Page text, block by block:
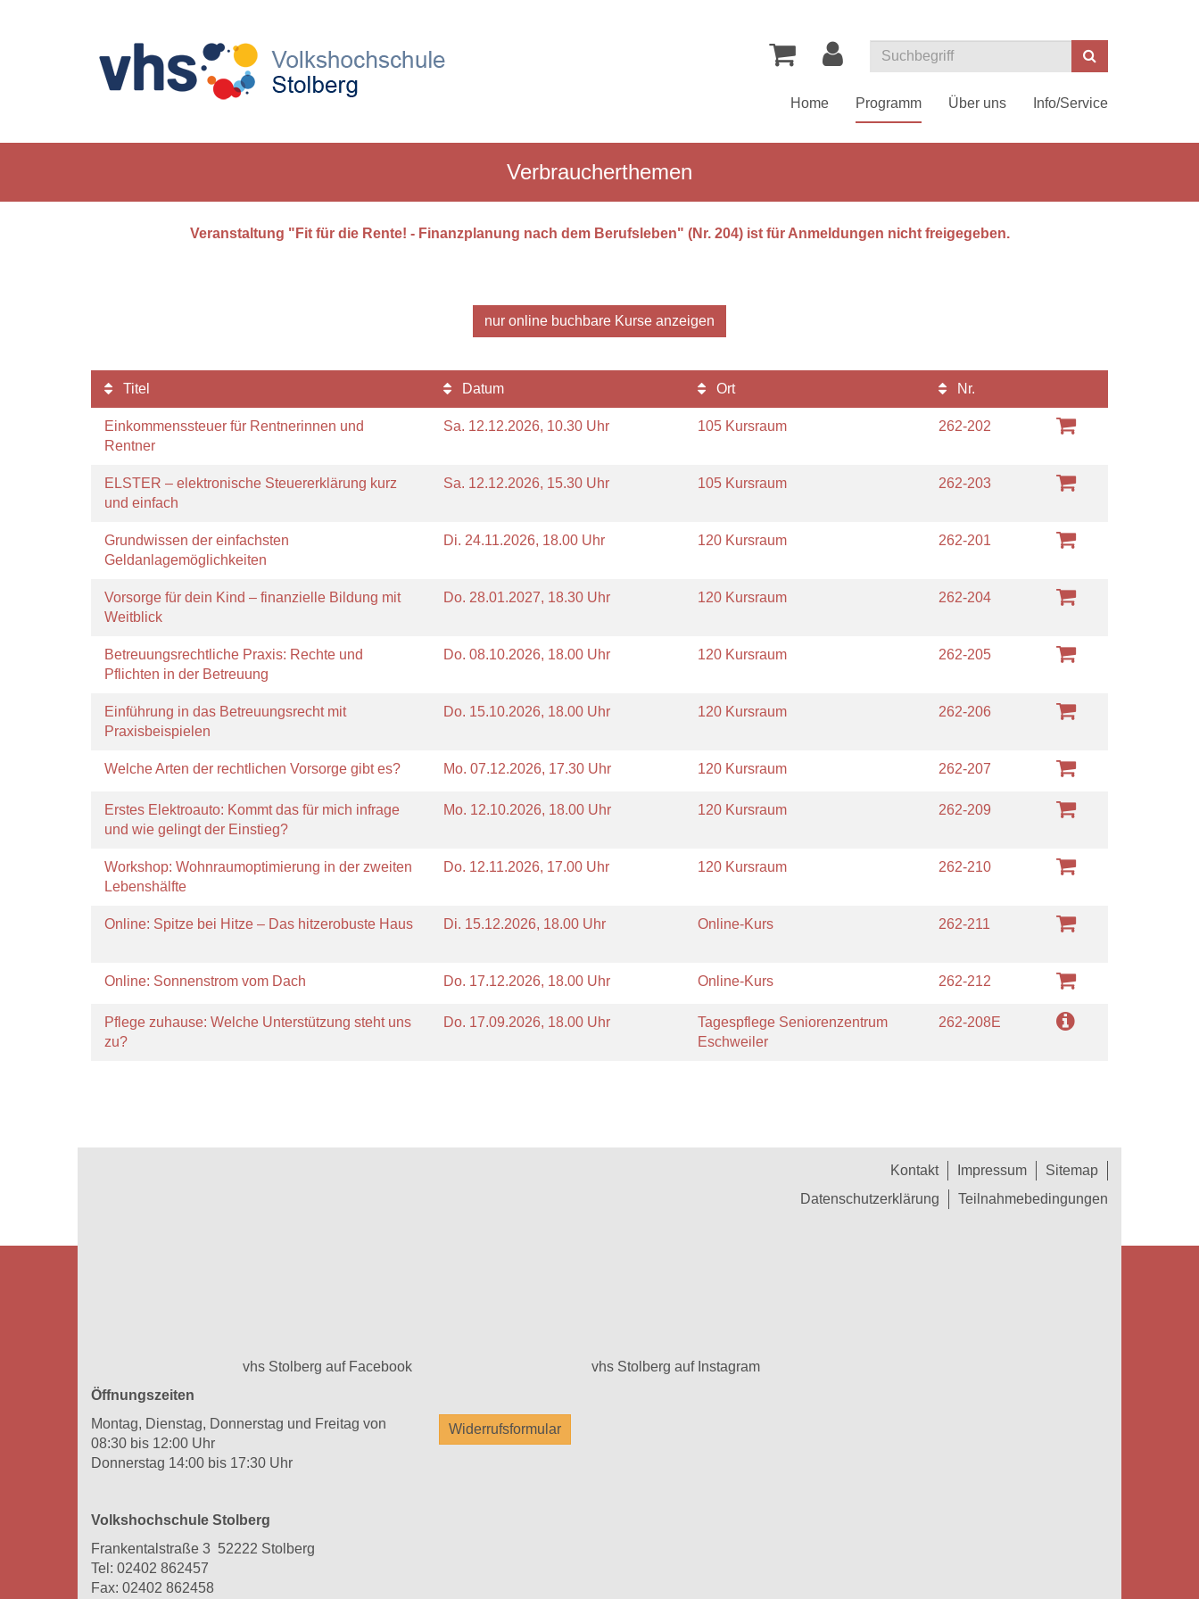
Suchen
Home Programm Über uns Info/Service
Verbraucherthemen
Veranstaltung "Fit für die Rente! - Finanzplanung nach dem Berufsleben" (Nr. 204) ist für Anmeldungen nicht freigegeben.
nur online buchbare Kurse anzeigen
Titel Datum Ort Nr.
Einkommenssteuer für Rentnerinnen und
Rentner
Sa. 12.12.2026, 10.30 Uhr 105 Kursraum 262-202
ELSTER – elektronische Steuererklärung kurz
und einfach
Sa. 12.12.2026, 15.30 Uhr 105 Kursraum 262-203
Grundwissen der einfachsten
Geldanlagemöglichkeiten
Di. 24.11.2026, 18.00 Uhr 120 Kursraum 262-201
Vorsorge für dein Kind – finanzielle Bildung mit
Weitblick
Do. 28.01.2027, 18.30 Uhr 120 Kursraum 262-204
Betreuungsrechtliche Praxis: Rechte und
Pflichten in der Betreuung
Do. 08.10.2026, 18.00 Uhr 120 Kursraum 262-205
Einführung in das Betreuungsrecht mit
Praxisbeispielen
Do. 15.10.2026, 18.00 Uhr 120 Kursraum 262-206
Welche Arten der rechtlichen Vorsorge gibt es? Mo. 07.12.2026, 17.30 Uhr 120 Kursraum 262-207
Erstes Elektroauto: Kommt das für mich infrage
und wie gelingt der Einstieg?
Mo. 12.10.2026, 18.00 Uhr 120 Kursraum 262-209
Workshop: Wohnraumoptimierung in der zweiten
Lebenshälfte
Do. 12.11.2026, 17.00 Uhr 120 Kursraum 262-210
Online: Spitze bei Hitze – Das hitzerobuste Haus Di. 15.12.2026, 18.00 Uhr Online-Kurs 262-211
Online: Sonnenstrom vom Dach Do. 17.12.2026, 18.00 Uhr Online-Kurs 262-212
Pflege zuhause: Welche Unterstützung steht uns
zu?
Do. 17.09.2026, 18.00 Uhr
Tagespflege Seniorenzentrum
Eschweiler
262-208E
vhs Stolberg auf Facebook
Öffnungszeiten
Montag, Dienstag, Donnerstag und Freitag von
08:30 bis 12:00 Uhr
Donnerstag 14:00 bis 17:30 Uhr
Volkshochschule Stolberg
Frankentalstraße 3 52222 Stolberg
Tel: 02402 862457
Fax: 02402 862458
vhs Stolberg auf Instagram
Widerrufsformular
Kontakt Impressum
Sitemap
Datenschutzerklärung
Teilnahmebedingungen